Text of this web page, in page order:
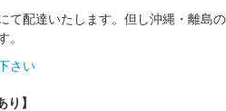
て配達いたします。但し沖縄・離島の
。
さい
り】